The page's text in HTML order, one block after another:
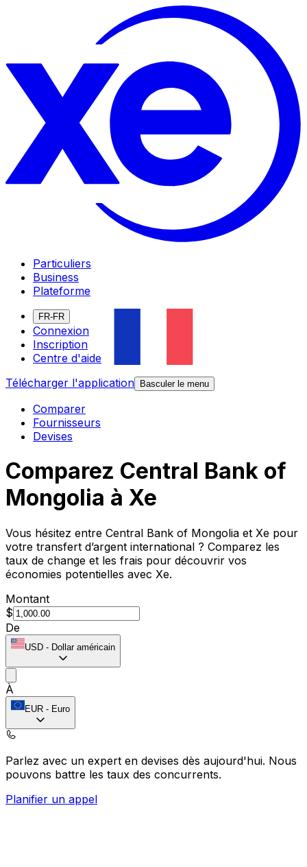
Particuliers
Business
Plateforme
FR-FR
Connexion
Inscription
Centre d'aide
Télécharger l'application
Basculer le menu
Comparer
Fournisseurs
Devises
Comparez Central Bank of
Mongolia à Xe
Vous hésitez entre Central Bank of Mongolia et Xe pour
votre transfert d’argent international ? Comparez les
taux de change et les frais pour découvrir vos
économies potentielles avec Xe.
Montant
$
De
USD - Dollar américain
À
EUR - Euro
Parlez avec un expert en devises dès aujourd'hui. Nous
pouvons battre les taux des concurrents.
Planifier un appel